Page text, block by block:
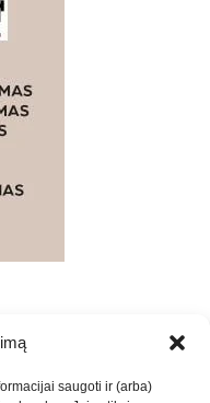
saugoti ir (arba)
turinio kūrimas,